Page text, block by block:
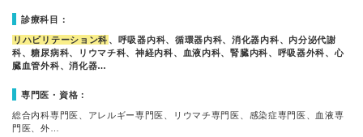
診療科目：
リハビリテーション科 、呼吸器内科、循環器内科、消化器内科、内分泌代謝
科、糖尿病科、リウマチ科、神経内科、血液内科、腎臓内科、呼吸器外科、心
臓血管外科、消化器…
専門医・資格：
総合内科専門医、アレルギー専門医、リウマチ専門医、感染症専門医、血液専
門医、外…